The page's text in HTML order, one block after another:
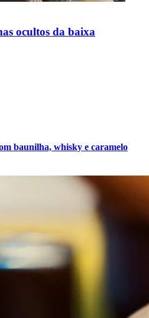
ocultos da baixa
baunilha, whisky e caramelo